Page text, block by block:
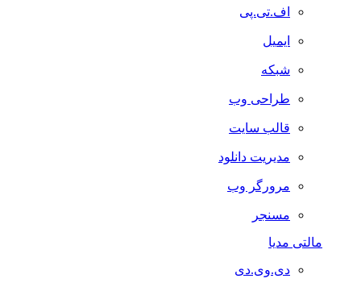
اف.تی.پی
ایمیل
شبکه
طراحی وب
قالب سایت
مدیریت دانلود
مرورگر وب
مسنجر
مالتی مدیا
دی.وی.دی